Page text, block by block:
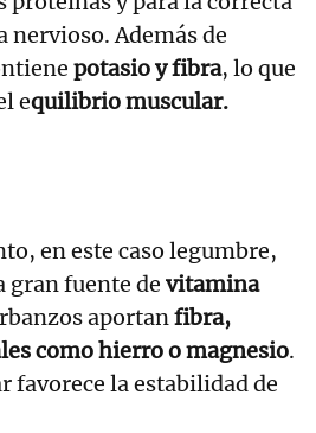
Además de
potasio y fibra, lo que
equilibrio muscular.
en este caso legumbre,
gran fuente de vitamina
aportanfibra,
como hierro o magnesio.
favorece la estabilidad de